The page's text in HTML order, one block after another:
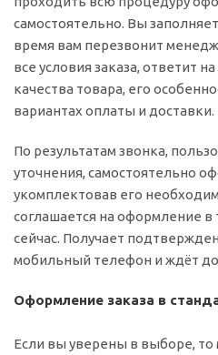
самостоятельно. Вы
время вам перезвонит
все условия заказа, ответит
качества товара, его
вариантах оплаты и доставки.
По результатам звонка,
уточнения, самостоятельно
укомплектовав его
соглашается на оформление в
сейчас. Получает
мобильный телефон и ждёт
Оформление заказа в
Если вы уверены в выборе, то